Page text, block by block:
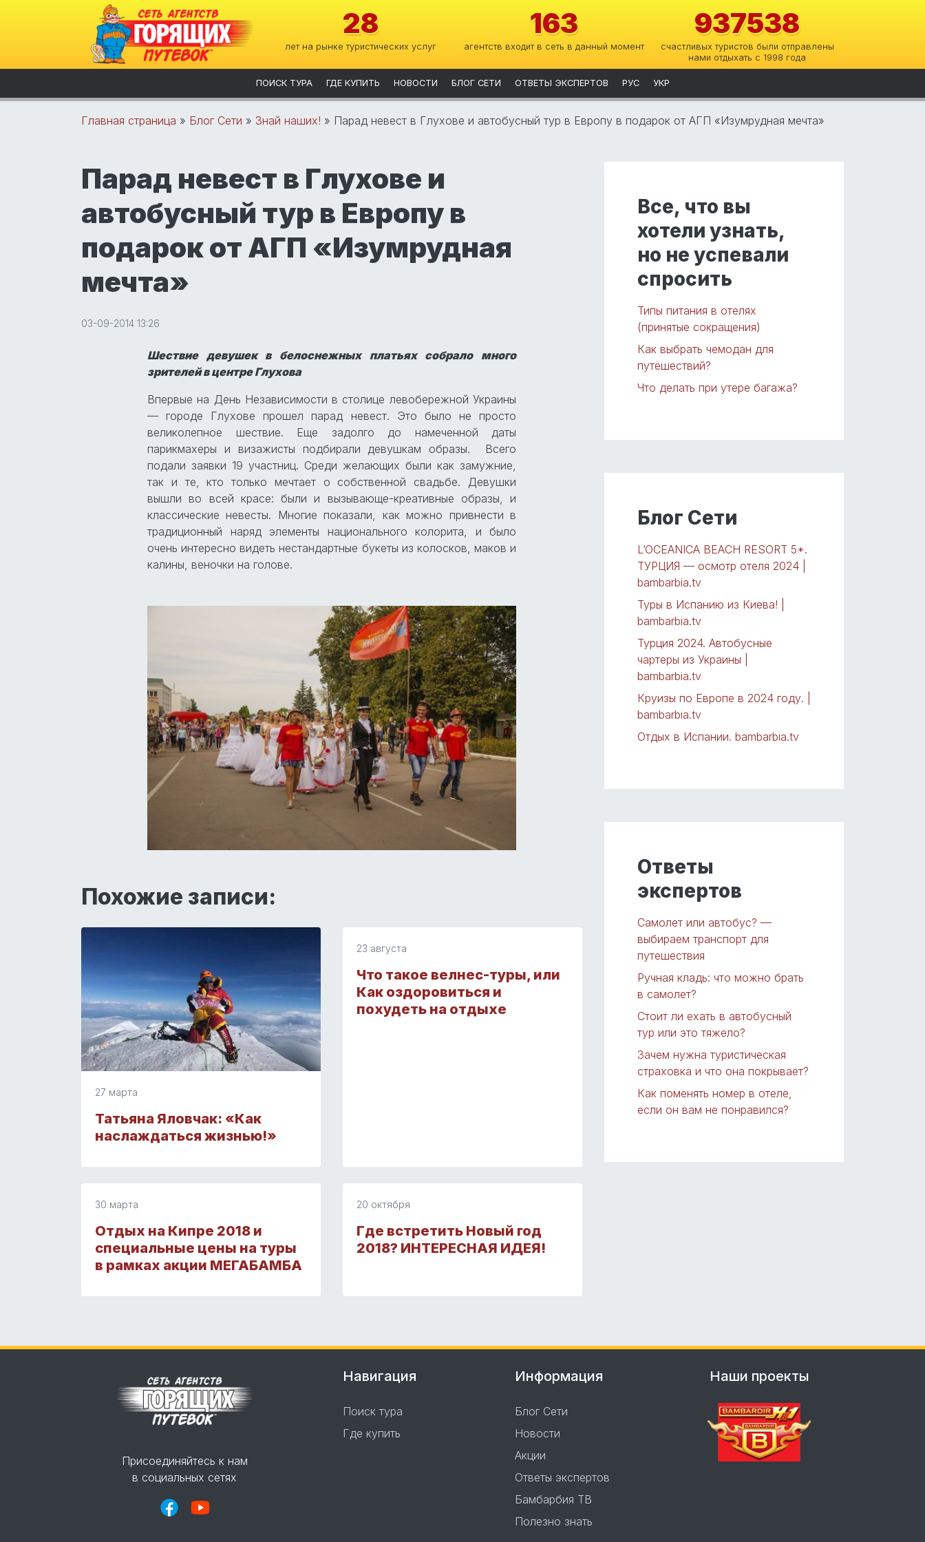
28
лет на рынке туристических услуг
163
агентств входит в сеть в данный момент
937538
счастливых туристов были отправлены
нами отдыхать с 1998 года
ПОИСК ТУРА ГДЕ КУПИТЬ НОВОСТИ БЛОГ СЕТИ ОТВЕТЫ ЭКСПЕРТОВ РУС УКР
Главная страница » Блог Сети » Знай наших! » Парад невест в Глухове и автобусный тур в Европу в подарок от АГП «Изумрудная мечта»
Парад невест в Глухове и
автобусный тур в Европу в
подарок от АГП «Изумрудная
мечта»
03-09-2014 13:26
Шествие девушек в белоснежных платьях собрало много
зрителей в центре Глухова
Впервые на День Независимости в столице левобережной Украины
— городе Глухове прошел парад невест. Это было не просто
великолепное шествие. Еще задолго до намеченной даты
парикмахеры и визажисты подбирали девушкам образы. Всего
подали заявки 19 участниц. Среди желающих были как замужние,
так и те, кто только мечтает о собственной свадьбе. Девушки
вышли во всей красе: были и вызывающе-креативные образы, и
классические невесты. Многие показали, как можно привнести в
традиционный наряд элементы национального колорита, и было
очень интересно видеть нестандартные букеты из колосков, маков и
калины, веночки на голове.
Похожие записи:
27 марта
Татьяна Яловчак: «Как
наслаждаться жизнью!»
23 августа
Что такое велнес-туры, или
Как оздоровиться и
похудеть на отдыхе
30 марта
Отдых на Кипре 2018 и
специальные цены на туры
в рамках акции МЕГАБАМБА
20 октября
Где встретить Новый год
2018? ИНТЕРЕСНАЯ ИДЕЯ!
Все, что вы
хотели узнать,
но не успевали
спросить
Типы питания в отелях
(принятые сокращения)
Как выбрать чемодан для
путешествий?
Что делать при утере багажа?
Блог Сети
L’OCEANICA BEACH RESORT 5*.
ТУРЦИЯ — осмотр отеля 2024 |
bambarbia.tv
Туры в Испанию из Киева! |
bambarbia.tv
Турция 2024. Автобусные
чартеры из Украины |
bambarbia.tv
Круизы по Европе в 2024 году. |
bambarbia.tv
Отдых в Испании. bambarbia.tv
Ответы
экспертов
Самолет или автобус? —
выбираем транспорт для
путешествия
Ручная кладь: что можно брать
в самолет?
Стоит ли ехать в автобусный
тур или это тяжело?
Зачем нужна туристическая
страховка и что она покрывает?
Как поменять номер в отеле,
если он вам не понравился?
Навигация
Поиск тура
Где купить
Информация
Блог Сети
Новости
Акции
Ответы экспертов
Бамбарбия ТВ
Полезно знать
Наши проекты
Присоединяйтесь к нам
в социальных сетях